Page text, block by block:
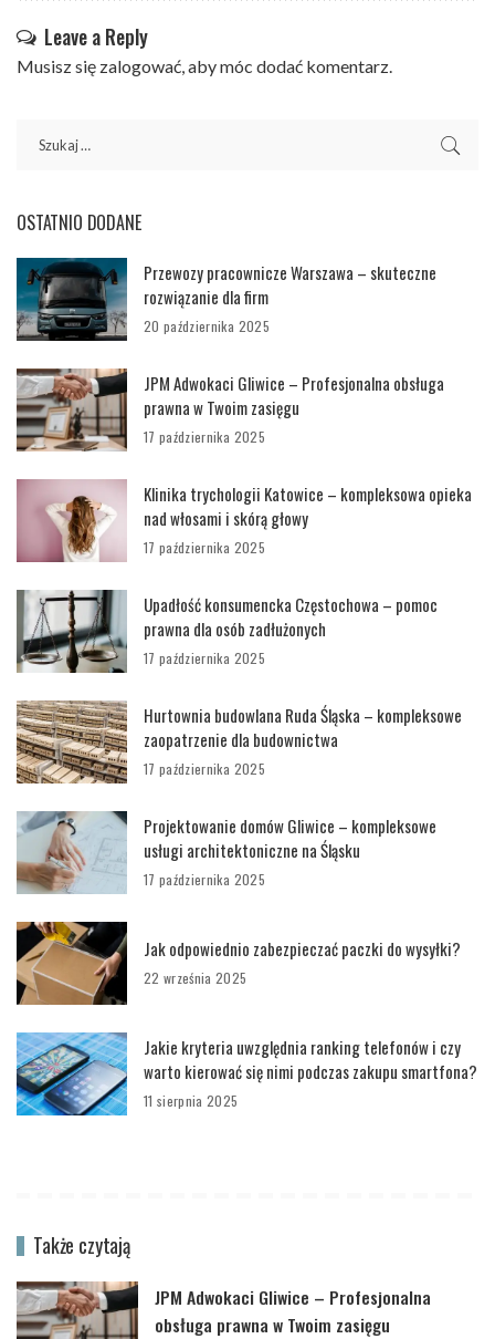
Leave a Reply
Musisz się zalogować, aby móc dodać komentarz.
OSTATNIO DODANE
Przewozy pracownicze Warszawa – skuteczne
rozwiązanie dla firm
20 października 2025
JPM Adwokaci Gliwice – Profesjonalna obsługa
prawna w Twoim zasięgu
17 października 2025
Klinika trychologii Katowice – kompleksowa opieka
nad włosami i skórą głowy
17 października 2025
Upadłość konsumencka Częstochowa – pomoc
prawna dla osób zadłużonych
17 października 2025
Hurtownia budowlana Ruda Śląska – kompleksowe
zaopatrzenie dla budownictwa
17 października 2025
Projektowanie domów Gliwice – kompleksowe
usługi architektoniczne na Śląsku
17 października 2025
Jak odpowiednio zabezpieczać paczki do wysyłki?
22 września 2025
Jakie kryteria uwzględnia ranking telefonów i czy
warto kierować się nimi podczas zakupu smartfona?
11 sierpnia 2025
Także czytają
JPM Adwokaci Gliwice – Profesjonalna
obsługa prawna w Twoim zasięgu